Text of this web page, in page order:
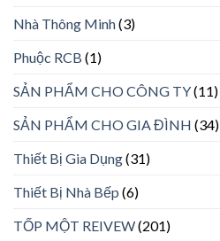
Nhà Thông Minh(3)
Phuộc RCB (1)
SẢN PHẨM CHO CÔNG TY(11)
SẢN PHẨM CHO GIA ĐÌNH (34)
Thiết Bị Gia Dụng(31)
Thiết Bị Nhà Bếp (6)
TỐP MỘT REIVEW(201)